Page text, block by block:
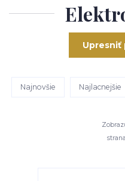
Upresniť
Najnovšie Najlacnejšie
strana